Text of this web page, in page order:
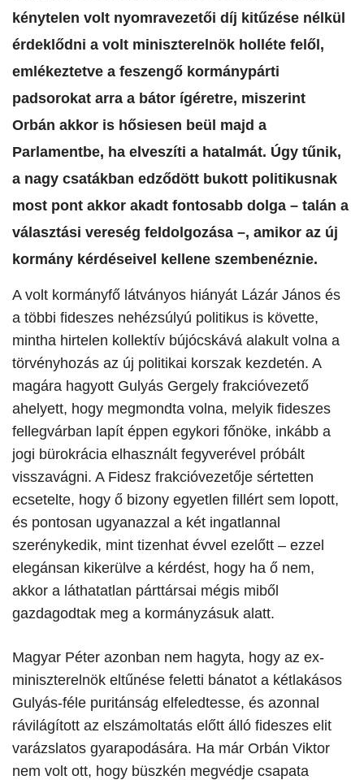
kénytelen volt nyomravezetői díj kitűzése nélkül
érdeklődni a volt miniszterelnök holléte felől,
emlékeztetve a feszengő kormánypárti
padsorokat arra a bátor ígéretre, miszerint
Orbán akkor is hősiesen beül majd a
Parlamentbe, ha elveszíti a hatalmát. Úgy tűnik,
a nagy csatákban edződött bukott politikusnak
most pont akkor akadt fontosabb dolga – talán a
választási vereség feldolgozása –, amikor az új
kormány kérdéseivel kellene szembenéznie.
A volt kormányfő látványos hiányát Lázár János és
a többi fideszes nehézsúlyú politikus is követte,
mintha hirtelen kollektív bújócskává alakult volna a
törvényhozás az új politikai korszak kezdetén. A
magára hagyott Gulyás Gergely frakcióvezető
ahelyett, hogy megmondta volna, melyik fideszes
fellegvárban lapít éppen egykori főnöke, inkább a
jogi bürokrácia elhasznált fegyverével próbált
visszavágni. A Fidesz frakcióvezetője sértetten
ecsetelte, hogy ő bizony egyetlen fillért sem lopott,
és pontosan ugyanazzal a két ingatlannal
szerénykedik, mint tizenhat évvel ezelőtt – ezzel
elegánsan kikerülve a kérdést, hogy ha ő nem,
akkor a láthatatlan párttársai mégis miből
gazdagodtak meg a kormányzásuk alatt.
​Magyar Péter azonban nem hagyta, hogy az ex-
miniszterelnök eltűnése feletti bánatot a kétlakásos
Gulyás-féle puritánság elfeledtesse, és azonnal
rávilágított az elszámoltatás előtt álló fideszes elit
varázslatos gyarapodására. Ha már Orbán Viktor
nem volt ott, hogy büszkén megvédje csapata